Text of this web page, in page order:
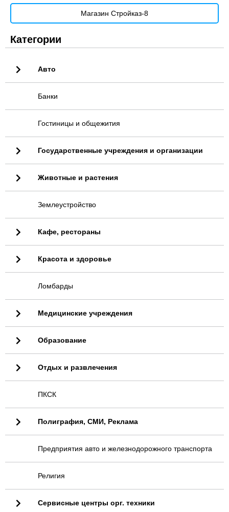
Магазин Стройказ-8
Категории
Авто
Банки
Гостиницы и общежития
Государственные учреждения и организации
Животные и растения
Землеустройство
Кафе, рестораны
Красота и здоровье
Ломбарды
Медицинские учреждения
Образование
Отдых и развлечения
ПКСК
Полиграфия, СМИ, Реклама
Предприятия авто и железнодорожного транспорта
Религия
Сервисные центры орг. техники